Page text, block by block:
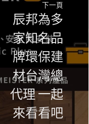
下一頁
辰邦為多
家知名品
牌環保建
材台灣總
代理 一起
來看看吧